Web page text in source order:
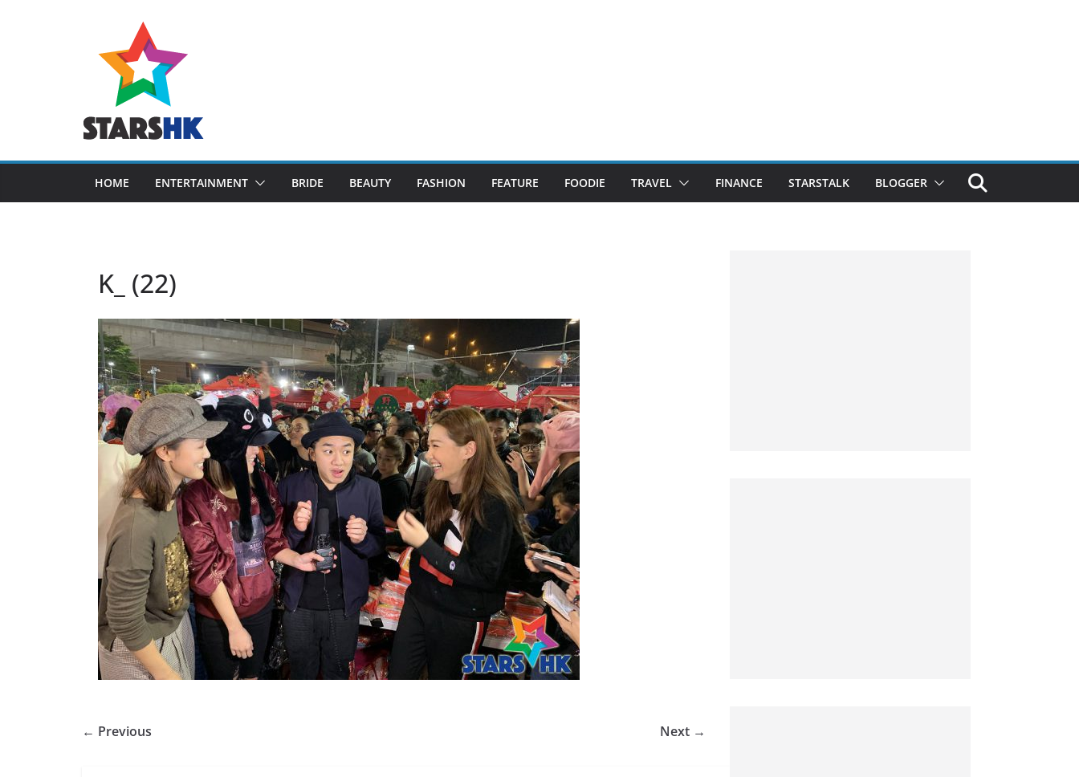
HOME ENTERTAINMENT BRIDE BEAUTY FASHION FEATURE FOODIE TRAVEL FINANCE STARSTALK BLOGGER
K_ (22)
← Previous Next →